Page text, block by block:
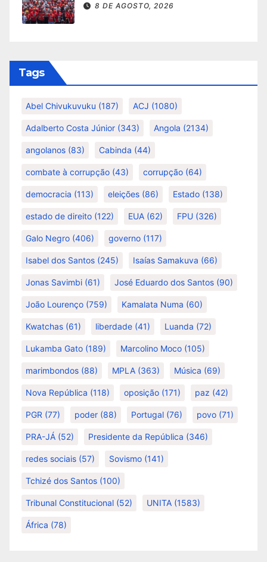
8 DE AGOSTO, 2026
Tags
Abel Chivukuvuku (187) ACJ (1080)
Adalberto Costa Júnior (343) Angola (2134)
angolanos (83) Cabinda (44)
combate à corrupção (43) corrupção (64)
democracia (113) eleições (86) Estado (138)
estado de direito (122) EUA (62) FPU (326)
Galo Negro (406) governo (117)
Isabel dos Santos (245) Isaías Samakuva (66)
Jonas Savimbi (61) José Eduardo dos Santos (90)
João Lourenço (759) Kamalata Numa (60)
Kwatchas (61) liberdade (41) Luanda (72)
Lukamba Gato (189) Marcolino Moco (105)
marimbondos (88) MPLA (363) Música (69)
Nova República (118) oposição (171) paz (42)
PGR (77) poder (88) Portugal (76) povo (71)
PRA-JÁ (52) Presidente da República (346)
redes sociais (57) Sovismo (141)
Tchizé dos Santos (100)
Tribunal Constitucional (52) UNITA (1583)
África (78)